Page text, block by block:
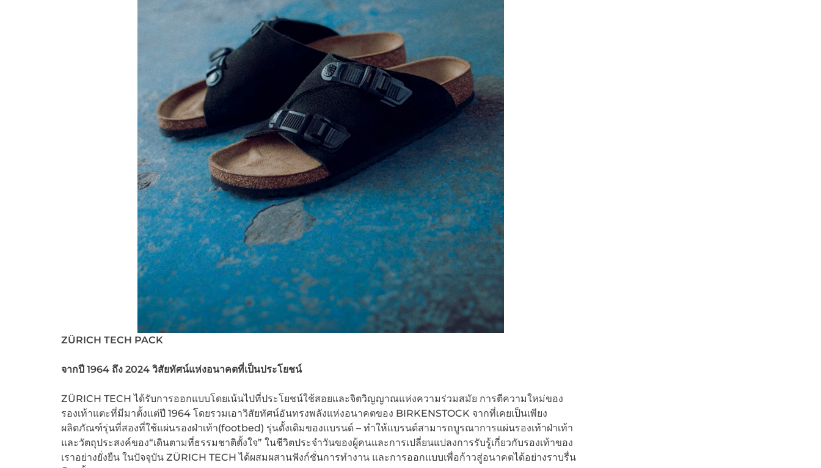
ZÜRICH TECH PACK
จากปี 1964 ถึง 2024 วิสัยทัศน์แห่งอนาคตที่เป็นประโยชน์
ZÜRICH TECH ได้รับการออกแบบโดยเน้นไปที่ประโยชน์ใช้สอยและจิตวิญญาณแห่งความร่วมสมัย การตีความใหม่ของ
รองเท้าแตะที่มีมาตั้งแต่ปี 1964 โดยรวมเอาวิสัยทัศน์อันทรงพลังแห่งอนาคตของ BIRKENSTOCK จากที่เคยเป็นเพียง
ผลิตภัณฑ์รุ่นที่สองที่ใช้แผ่นรองฝ่าเท้า(footbed) รุ่นดั้งเดิมของแบรนด์ – ทำให้แบรนด์สามารถบูรณาการแผ่นรองเท้าฝ่าเท้า
และวัตถุประสงค์ของ“เดินตามที่ธรรมชาติตั้งใจ” ในชีวิตประจำวันของผู้คนและการเปลี่ยนแปลงการรับรู้เกี่ยวกับรองเท้าของ
เราอย่างยั่งยืน ในปัจจุบัน ZÜRICH TECH ได้ผสมผสานฟังก์ชั่นการทำงาน และการออกแบบเพื่อก้าวสู่อนาคตได้อย่างราบรื่น